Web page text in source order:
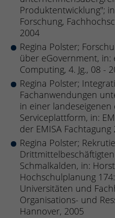
Produktentwicklung";
Forschung,
2004
Regina Polster;
über eGovernment, in:
Computing, 4. Jg., 08 -
Regina Polster;
Fachanwendungen
in einer
Serviceplattform, in:
der EMISA
Regina Polster;
Drittmittelbeschäftigten
Schmalkalden, in:
Hochschulplanung
Universitäten und
Organisations- und
Hannover, 2005